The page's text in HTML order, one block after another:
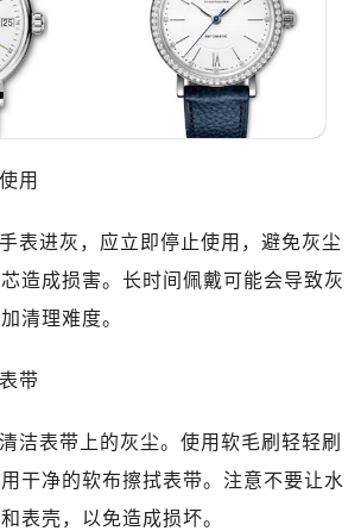
用
表进灰，应立即停止使用，避免灰尘
造成损害。长时间佩戴可能会导致灰
清理难度。
带
洁表带上的灰尘。使用软毛刷轻轻刷
干净的软布擦拭表带。注意不要让水
表壳，以免造成损坏。